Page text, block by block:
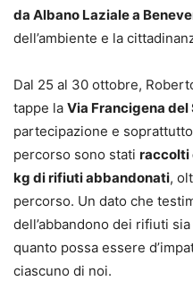
da Albano Laziale a
dell’ambiente e la
Dal 25 al 30 ottobre,
tappe la Via Francigena del
partecipazione e
percorso sono stati raccolti
kg di rifiuti abbandonati,
percorso. Un dato che
dell’abbandono dei rifiuti
quanto possa essere
ciascuno di noi.